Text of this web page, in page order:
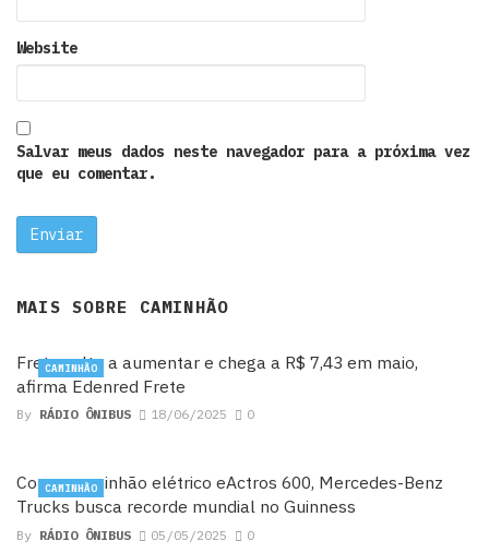
Website
Salvar meus dados neste navegador para a próxima vez
que eu comentar.
MAIS SOBRE CAMINHÃO
Frete volta a aumentar e chega a R$ 7,43 em maio,
afirma Edenred Frete
By RÁDIO ÔNIBUS 18/06/2025 0
CAMINHÃO
Com o caminhão elétrico eActros 600, Mercedes-Benz
Trucks busca recorde mundial no Guinness
By RÁDIO ÔNIBUS 05/05/2025 0
CAMINHÃO